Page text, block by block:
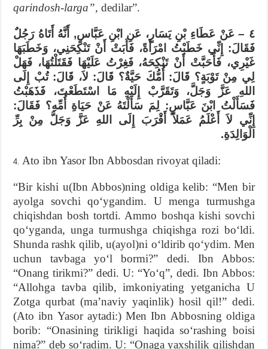
qarindosh-larga”, dedilar”.
٤ – عَنْ عَطَاءِ بْنِ يَسَارٍ، عَنِ ابْنِ عَبَّاسٍ, أَنَّهُ أَتَاهُ رَجُلٌ
فَقَالَ: إِنِّي خَطَبْتُ امْرَأَةً، فَأَبَتْ أَنْ تَنْكِحَنِي، وَخَطَبَهَا
غَيْرِي، فَأَحَبَّتْ أَنْ تَنْكِحَهُ، فَغِرْتُ عَلَيْهَا فَقَتَلْتُهَا، فَهَلْ
لِي مِنْ تَوْبَةٍ؟ قَالَ: أُمُّكَ حَيَّةٌ؟ قَالَ: لاَ، قَالَ: تُبْ إِلَى
اللهِ عَزَّ وَجَلَّ، وَتَقَرَّبْ إِلَيْهِ مَا اسْتَطَعْتَ، فَذَهَبْتُ
فَسَأَلْتُ ابْنَ عَبَّاسٍ: لِمَ سَأَلْتَهُ عَنْ حَيَاةِ أُمِّهِ؟ فَقَالَ:
إِنِّي لاَ أَعْلَمُ عَمَلاً أَقْرَبَ إِلَى اللهِ عَزَّ وَجَلَّ مِنْ بِرِّ
الْوَالِدَةِ.
Ato ibn Yasor Ibn Abbosdan rivoyat qiladi:
“Bir kishi u(Ibn Abbos)ning oldiga kelib: “Men bir
ayolga sovchi qoʻygandim. U menga turmushga
chiqishdan bosh tortdi. Ammo boshqa kishi sovchi
qoʻyganda, unga turmushga chiqishga rozi boʻldi.
Shunda rashk qilib, u(ayol)ni oʻldirib qoʻydim. Men
uchun tavbaga yoʻl bormi?” dedi. Ibn Abbos:
“Onang tirikmi?” dedi. U: “Yoʻq”, dedi. Ibn Abbos:
“Allohga tavba qilib, imkoniyating yetganicha U
Zotga qurbat (maʼnaviy yaqinlik) hosil qil!” dedi.
(Ato ibn Yasor aytadi:) Men Ibn Abbosning oldiga
borib: “Onasining tirikligi haqida soʻrashing boisi
nima?” deb soʻradim. U: “Onaga yaxshilik qilishdan